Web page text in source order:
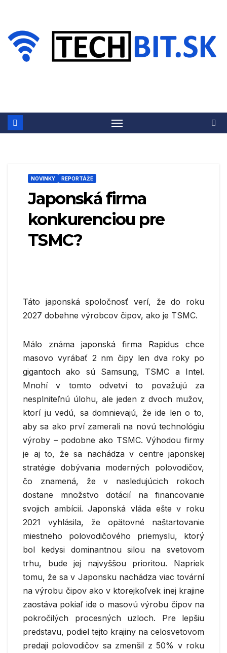
obsah
NOVINKY REPORTÁŽE
Japonská firma
konkurenciou pre
TSMC?
Táto japonská spoločnosť verí, že do roku
2027 dobehne výrobcov čipov, ako je TSMC.
Málo známa japonská firma Rapidus chce
masovo vyrábať 2 nm čipy len dva roky po
gigantoch ako sú Samsung, TSMC a Intel.
Mnohí v tomto odvetví to považujú za
nesplniteľnú úlohu, ale jeden z dvoch mužov,
ktorí ju vedú, sa domnievajú, že ide len o to,
aby sa ako prví zamerali na novú technológiu
výroby – podobne ako TSMC. Výhodou firmy
je aj to, že sa nachádza v centre japonskej
stratégie dobývania moderných polovodičov,
čo znamená, že v nasledujúcich rokoch
dostane množstvo dotácií na financovanie
svojich ambícií. Japonská vláda ešte v roku
2021 vyhlásila, že opätovné naštartovanie
miestneho polovodičového priemyslu, ktorý
bol kedysi dominantnou silou na svetovom
trhu, bude jej najvyššou prioritou. Napriek
tomu, že sa v Japonsku nachádza viac tovární
na výrobu čipov ako v ktorejkoľvek inej krajine
zaostáva pokiaľ ide o masovú výrobu čipov na
pokročilých procesných uzloch. Pre lepšiu
predstavu, podiel tejto krajiny na celosvetovom
predaji polovodičov sa zmenšil z 50% v roku